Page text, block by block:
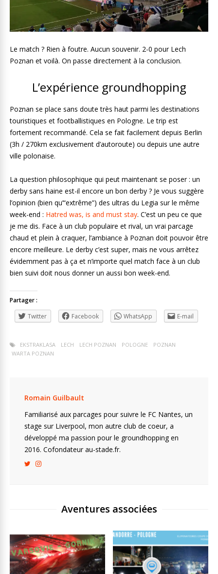
Le match ? Rien à foutre. Aucun souvenir. 2-0 pour Lech
Poznan et voilà. On passe directement à la conclusion.
L’expérience groundhopping
Poznan se place sans doute très haut parmi les destinations
touristiques et footballistiques en Pologne. Le trip est
fortement recommandé. Cela se fait facilement depuis Berlin
(3h / 270km exclusivement d’autoroute) ou depuis une autre
ville polonaise.
La question philosophique qui peut maintenant se poser : un
derby sans haine est-il encore un bon derby ? Je vous suggère
l’opinion (bien qu’“extrême”) des ultras du Legia sur le même
week-end : Hatred was, is and must stay. C’est un peu ce que
je me dis. Face à un club populaire et rival, un vrai parcage
chaud et plein à craquer, l’ambiance à Poznan doit pouvoir être
encore meilleure. Le derby c’est super, mais ne vous arrêtez
évidemment pas à ça et n’importe quel match face à un club
bien suivi doit nous donner un aussi bon week-end.
Partager :
Twitter
Facebook WhatsApp E-mail
EKSTRAKLASA LECH LECH POZNAN POLOGNE
POZNAN
WARTA POZNAN
Romain Guilbault
Familiarisé aux parcages pour suivre le FC Nantes, un
stage sur Liverpool, mon autre club de coeur, a
développé ma passion pour le groundhopping en
2016. Cofondateur au-stade.fr.
Aventures associées